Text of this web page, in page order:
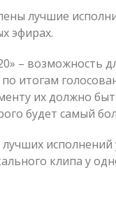
лучшие
эфирах.
– возможность
итогам
их должно
будет самый
исполнений
клипа у